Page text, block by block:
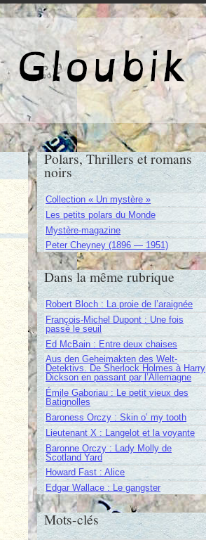
de Gloubik
Polars, Thrillers et romans
noirs
Collection « Un mystère »
Les petits polars du Monde
Mystère-magazine
Peter Cheyney (1896 — 1951)
Dans la même rubrique
Robert Bloch : La proie de l’araignée
François-Michel Dupont : Une fois
passé le seuil
Ed McBain : Entre deux chaises
Aus den Geheimakten des Welt-
Detektivs. De Sherlock Holmes à Harry
Dickson en passant par l’Allemagne
Émile Gaboriau : Le petit vieux des
Batignolles
Baroness Orczy : Skin o’ my tooth
Lieutenant X : Langelot et la voyante
Baronne Orczy : Lady Molly de
Scotland Yard
Howard Fast : Alice
Edgar Wallace : Le gangster
Mots-clés